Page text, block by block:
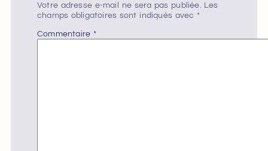
Votre adresse e-mail ne sera pas publiée. Les
champs obligatoires sont indiqués avec *
Commentaire *